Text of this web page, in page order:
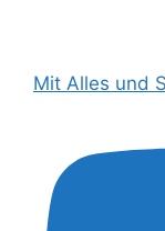
Mit Alles und